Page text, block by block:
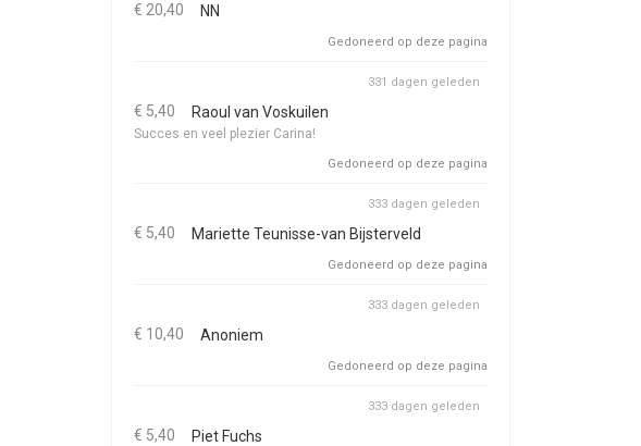
€ 20,40 NN
Gedoneerd op deze pagina
€ 5,40 Raoul van Voskuilen
Succes en veel plezier Carina!
331 dagen geleden
Gedoneerd op deze pagina
€ 5,40 Mariette Teunisse-van Bijsterveld
333 dagen geleden
Gedoneerd op deze pagina
€ 10,40 Anoniem
333 dagen geleden
Gedoneerd op deze pagina
€ 5,40 Piet Fuchs
333 dagen geleden